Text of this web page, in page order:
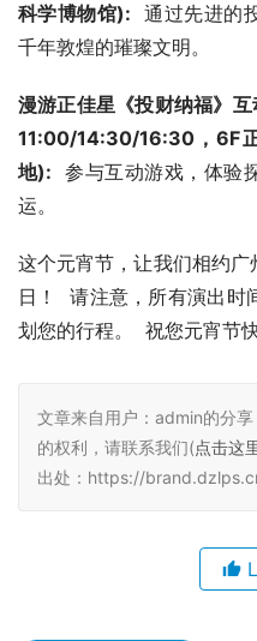
科学博物馆):
通过先进的
千年敦煌的璀璨文明。
漫游正佳星《投财纳福》
11:00/14:30/16:30，6F
地):
参与互动游戏，体验
运。
这个元宵节，让我们相约
日！  请注意，所有演出时
划您的行程。  祝您元宵节
文章来自用户：admin的分
的权利，请联系我们(点击这
出处：https://